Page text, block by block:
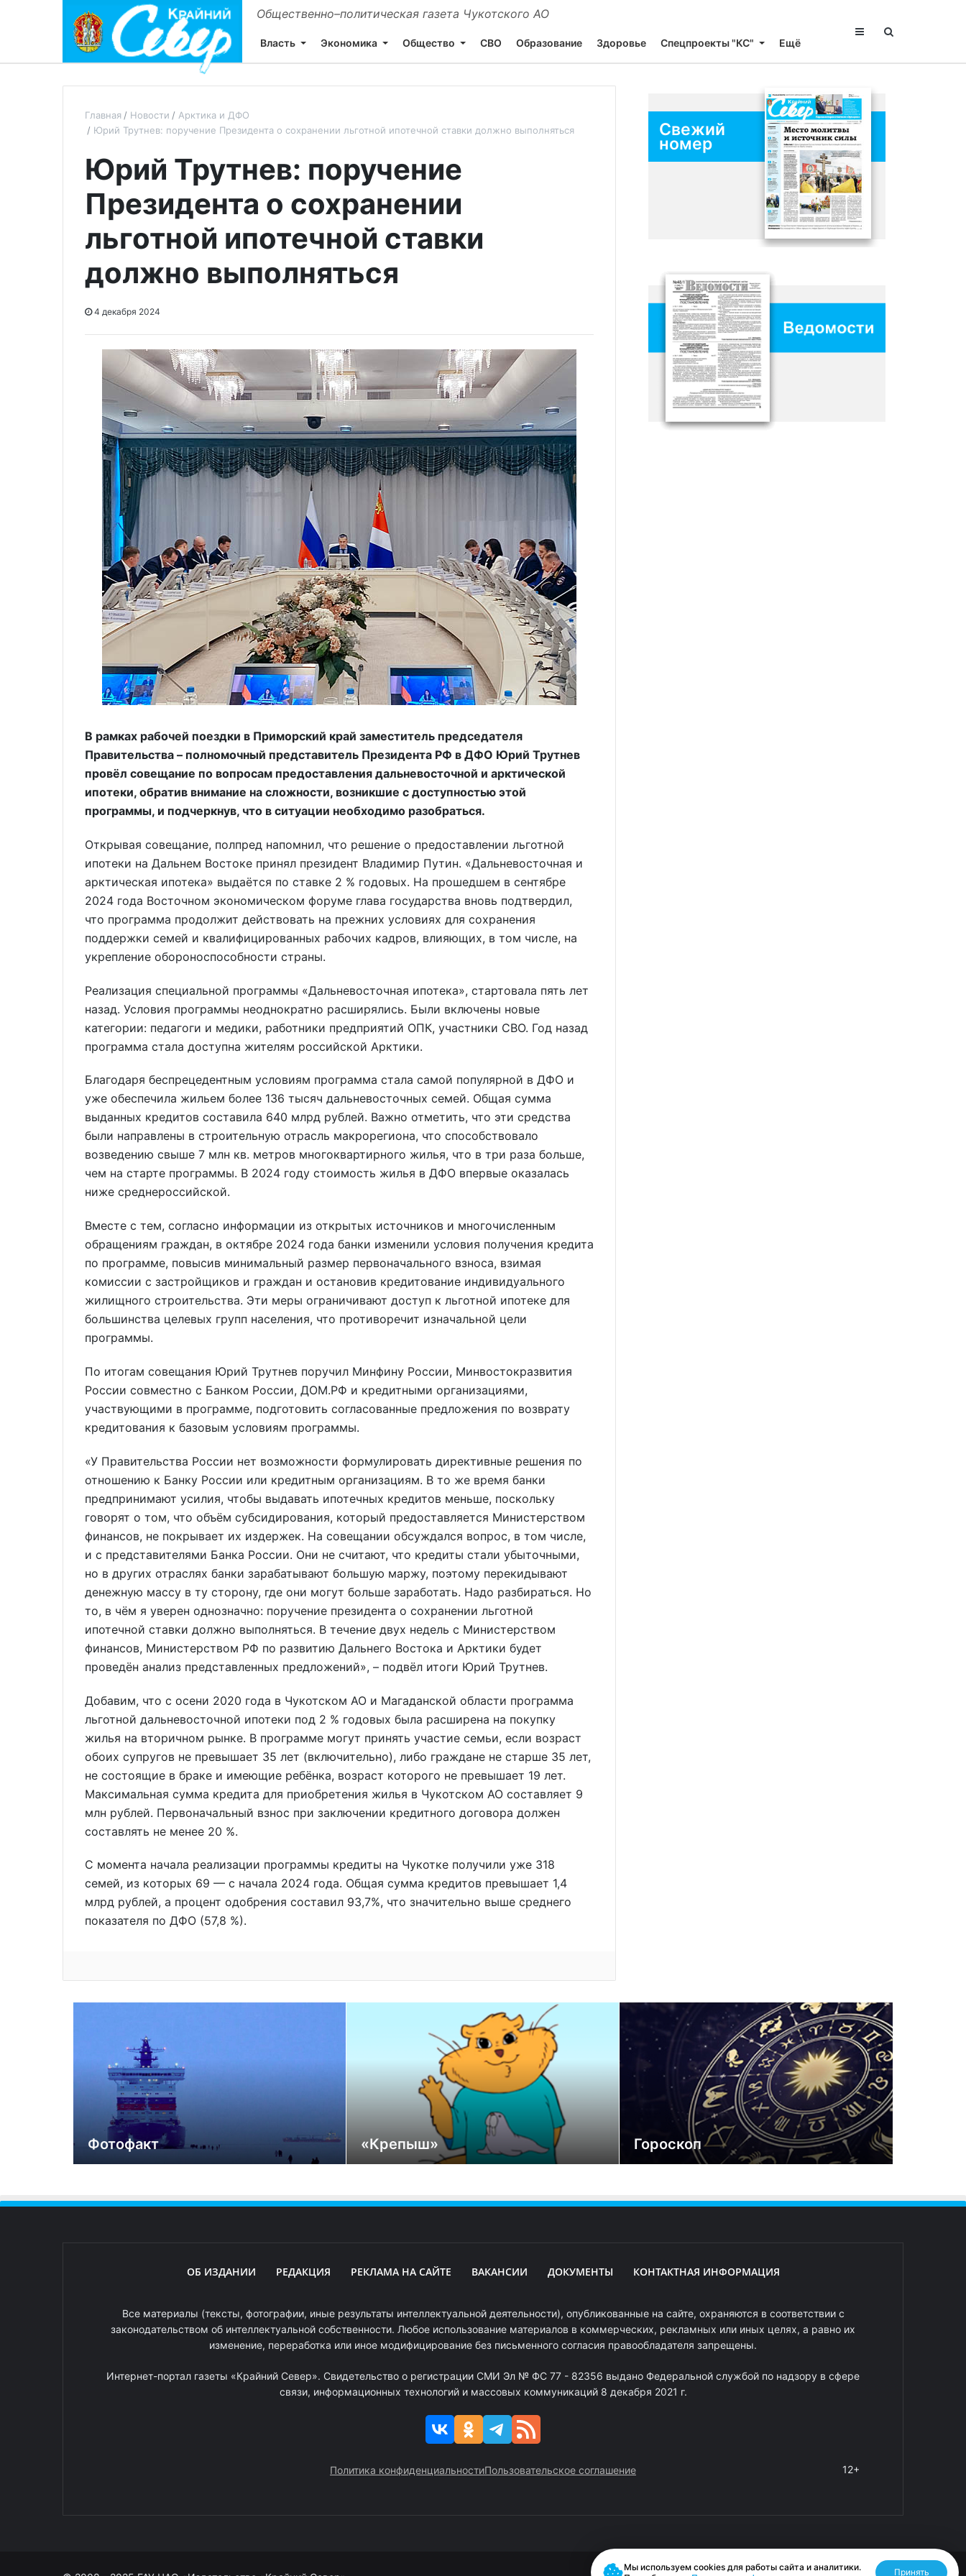
Общественно–политическая газета Чукотского АО
Власть Экономика Общество СВО Образование Здоровье Спецпроекты "КС" Ещё
Главная Новости
Арктика и ДФО
Юрий Трутнев: поручение Президента о сохранении льготной ипотечной ставки должно выполняться
Юрий Трутнев: поручение
Президента о сохранении
льготной ипотечной ставки
должно выполняться
4 декабря 2024
В рамках рабочей поездки в Приморский край заместитель председателя
Правительства – полномочный представитель Президента РФ в ДФО Юрий Трутнев
провёл совещание по вопросам предоставления дальневосточной и арктической
ипотеки, обратив внимание на сложности, возникшие с доступностью этой
программы, и подчеркнув, что в ситуации необходимо разобраться.
Открывая совещание, полпред напомнил, что решение о предоставлении льготной
ипотеки на Дальнем Востоке принял президент Владимир Путин. «Дальневосточная и
арктическая ипотека» выдаётся по ставке 2 % годовых. На прошедшем в сентябре
2024 года Восточном экономическом форуме глава государства вновь подтвердил,
что программа продолжит действовать на прежних условиях для сохранения
поддержки семей и квалифицированных рабочих кадров, влияющих, в том числе, на
укрепление обороноспособности страны.
Реализация специальной программы «Дальневосточная ипотека», стартовала пять лет
назад. Условия программы неоднократно расширялись. Были включены новые
категории: педагоги и медики, работники предприятий ОПК, участники СВО. Год назад
программа стала доступна жителям российской Арктики.
Благодаря беспрецедентным условиям программа стала самой популярной в ДФО и
уже обеспечила жильем более 136 тысяч дальневосточных семей. Общая сумма
выданных кредитов составила 640 млрд рублей. Важно отметить, что эти средства
были направлены в строительную отрасль макрорегиона, что способствовало
возведению свыше 7 млн кв. метров многоквартирного жилья, что в три раза больше,
чем на старте программы. В 2024 году стоимость жилья в ДФО впервые оказалась
ниже среднероссийской.
Вместе с тем, согласно информации из открытых источников и многочисленным
обращениям граждан, в октябре 2024 года банки изменили условия получения кредита
по программе, повысив минимальный размер первоначального взноса, взимая
комиссии с застройщиков и граждан и остановив кредитование индивидуального
жилищного строительства. Эти меры ограничивают доступ к льготной ипотеке для
большинства целевых групп населения, что противоречит изначальной цели
программы.
По итогам совещания Юрий Трутнев поручил Минфину России, Минвостокразвития
России совместно с Банком России, ДОМ.РФ и кредитными организациями,
участвующими в программе, подготовить согласованные предложения по возврату
кредитования к базовым условиям программы.
«У Правительства России нет возможности формулировать директивные решения по
отношению к Банку России или кредитным организациям. В то же время банки
предпринимают усилия, чтобы выдавать ипотечных кредитов меньше, поскольку
говорят о том, что объём субсидирования, который предоставляется Министерством
финансов, не покрывает их издержек. На совещании обсуждался вопрос, в том числе,
и с представителями Банка России. Они не считают, что кредиты стали убыточными,
но в других отраслях банки зарабатывают большую маржу, поэтому перекидывают
денежную массу в ту сторону, где они могут больше заработать. Надо разбираться. Но
то, в чём я уверен однозначно: поручение президента о сохранении льготной
ипотечной ставки должно выполняться. В течение двух недель с Министерством
финансов, Министерством РФ по развитию Дальнего Востока и Арктики будет
проведён анализ представленных предложений», – подвёл итоги Юрий Трутнев.
Добавим, что с осени 2020 года в Чукотском АО и Магаданской области программа
льготной дальневосточной ипотеки под 2 % годовых была расширена на покупку
жилья на вторичном рынке. В программе могут принять участие семьи, если возраст
обоих супругов не превышает 35 лет (включительно), либо граждане не старше 35 лет,
не состоящие в браке и имеющие ребёнка, возраст которого не превышает 19 лет.
Максимальная сумма кредита для приобретения жилья в Чукотском АО составляет 9
млн рублей. Первоначальный взнос при заключении кредитного договора должен
составлять не менее 20 %.
С момента начала реализации программы кредиты на Чукотке получили уже 318
семей, из которых 69 — с начала 2024 года. Общая сумма кредитов превышает 1,4
млрд рублей, а процент одобрения составил 93,7%, что значительно выше среднего
показателя по ДФО (57,8 %).
Свежий
номер
Фотофакт «Крепыш» Гороскоп
ОБ ИЗДАНИИ РЕДАКЦИЯ РЕКЛАМА НА САЙТЕ ВАКАНСИИ ДОКУМЕНТЫ КОНТАКТНАЯ ИНФОРМАЦИЯ
Все материалы (тексты, фотографии, иные результаты интеллектуальной деятельности), опубликованные на сайте, охраняются в соответствии с
законодательством об интеллектуальной собственности. Любое использование материалов в коммерческих, рекламных или иных целях, а равно их
изменение, переработка или иное модифицирование без письменного согласия правообладателя запрещены.
Интернет-портал газеты «Крайний Север». Свидетельство о регистрации СМИ Эл № ФС 77 - 82356 выдано Федеральной службой по надзору в сфере
связи, информационных технологий и массовых коммуникаций 8 декабря 2021 г.
Политика конфиденциальностиПользовательское соглашение 12+
Мы используем cookies для работы сайта и аналитики.
Принять